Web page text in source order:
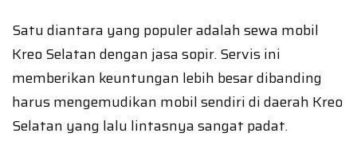
Satu diantara yang populer adalah sewa mobil
Kreo Selatan dengan jasa sopir. Servis ini
memberikan keuntungan lebih besar dibanding
harus mengemudikan mobil sendiri di daerah Kreo
Selatan yang lalu lintasnya sangat padat.